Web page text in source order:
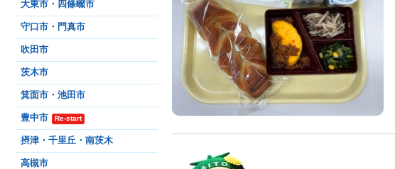
大東市・四條畷市
守口市・門真市
吹田市
茨木市
箕面市・池田市
豊中市 Re-start
摂津・千里丘・南茨木
高槻市